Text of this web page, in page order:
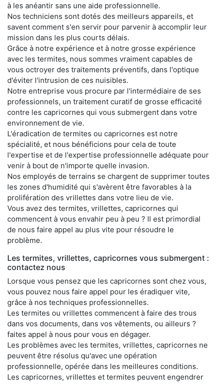
à les anéantir sans une aide professionnelle.
Nos techniciens sont dotés des meilleurs appareils, et
savent comment s'en servir pour parvenir à accomplir leur
mission dans les plus courts délais.
Grâce à notre expérience et à notre grosse expérience
avec les termites, nous sommes vraiment capables de
vous octroyer des traitements préventifs, dans l'optique
d'éviter l'intrusion de ces nuisibles.
Notre entreprise vous procure par l'intermédiaire de ses
professionnels, un traitement curatif de grosse efficacité
contre les capricornes qui vous submergent dans votre
environnement de vie.
L'éradication de termites ou capricornes est notre
spécialité, et nous bénéficions pour cela de toute
l'expertise et de l'expertise professionnelle adéquate pour
venir à bout de n'importe quelle invasion.
Nos employés de terrains se chargent de supprimer toutes
les zones d'humidité qui s'avèrent être favorables à la
prolifération des vrillettes dans votre lieu de vie.
Vous avez des termites, vrillettes, capricornes qui
commencent à vous envahir peu à peu ? Il est primordial
de nous faire appel au plus vite pour résoudre le
problème.
Les termites, vrillettes, capricornes vous submergent :
contactez nous
Lorsque vous pensez que les capricornes sont chez vous,
vous pouvez nous faire appel pour les éradiquer vite,
grâce à nos techniques professionnelles.
Les termites ou vrillettes commencent à faire des trous
dans vos documents, dans vos vêtements, ou ailleurs ?
faites appel à nous pour vous en dégager.
Les problèmes avec les termites, vrillettes, capricornes ne
peuvent être résolus qu'avec une opération
professionnelle, opérée dans les meilleures conditions.
Les capricornes, vrillettes et termites peuvent engendrer